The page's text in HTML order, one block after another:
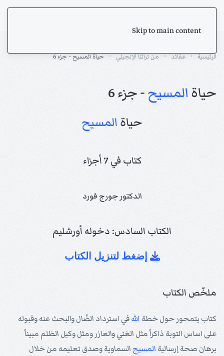
Skip to main content
الرئيسية عقائد من تراثنا الإنجيلي حياة المسيح - جزء 6
حياةالمسيح- جزء 6
حياةالمسيح
كتاب في 7 أجزاء
الدكتور جورج فورد
الكتاب السادس: دخوله أورشليم
إضغط لتنزيل الكتاب
ملخّص الكتاب
كتاب يتمحور حول خطة اللهفي استرداد الضّال والبحث عنه وقبوله
على اساس التوبة ذاكراً مثل الغني والعازر ومثل وكيل الظلم مبيناً
برهان صحة إرسالية المسيح السماوية وصدق تعليمه من خلال